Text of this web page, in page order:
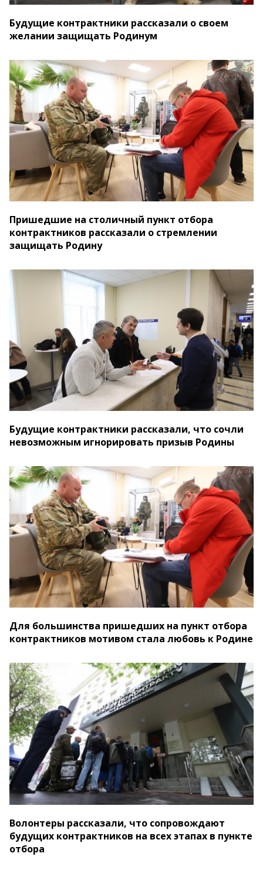
Будущие контрактники рассказали о своем
желании защищать Родинум
Пришедшие на столичный пункт отбора
контрактников рассказали о стремлении
защищать Родину
Будущие контрактники рассказали, что сочли
невозможным игнорировать призыв Родины
Для большинства пришедших на пункт отбора
контрактников мотивом стала любовь к Родине
Волонтеры рассказали, что сопровождают
будущих контрактников на всех этапах в пункте
отбора